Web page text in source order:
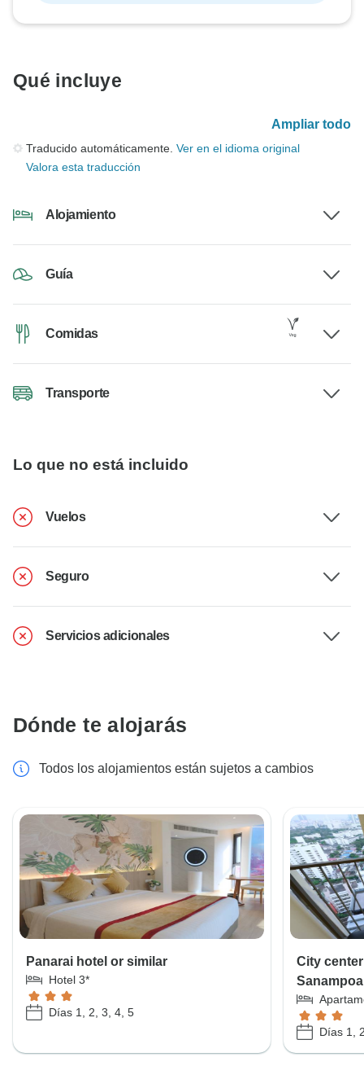
Qué incluye
Ampliar todo
Traducido automáticamente. Ver en el idioma original
Valora esta traducción
Alojamiento
Guía
Comidas
Transporte
Lo que no está incluido
Vuelos
Seguro
Servicios adicionales
Dónde te alojarás
Todos los alojamientos están sujetos a cambios
Panarai hotel or similar
Hotel 3*
Días 1, 2, 3, 4, 5
City
Días 1,